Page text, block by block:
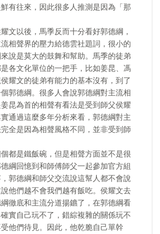
有往來，因此很多人推測是因為「那
文以後，馬季反而十分看好郭德綱，
相聲界的壓力給德雲社題詞，很小的
說是莫大的鼓舞和幫助。馬季的徒弟
各文化單位的一把手，比如姜昆、馮
耀文的徒弟有能力的基本沒有，到了
郭德綱。很多人會說郭德綱對主流相
昆為首的相聲有看法是受到師父侯耀
通過這麼多年分析來看，郭德綱對主
全是因為相聲風格不同，並非受到師
都是鐵飯碗，但是相聲方面並不是很
綱回憶到和師傅師父一起參加官方組
郭德綱和師父交流說這幫人都不會說
他們越不會我們越有飯吃。侯耀文去
徹底和主流分道揚鑣了，在郭德綱看
實自己玩不了，錯綜複雜的關係玩不
他們待見。因此，他乾脆自己單幹